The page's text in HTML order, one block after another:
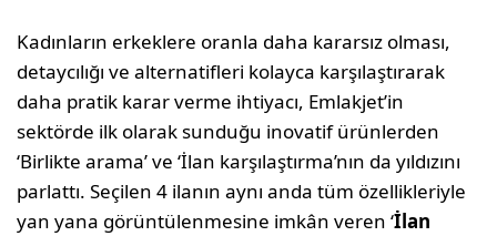
Kadınların erkeklere oranla daha kararsız olması,
detaycılığı ve alternatifleri kolayca karşılaştırarak
daha pratik karar verme ihtiyacı, Emlakjet’in
sektörde ilk olarak sunduğu inovatif ürünlerden
‘Birlikte arama’ ve ‘İlan karşılaştırma’nın da yıldızını
parlattı. Seçilen 4 ilanın aynı anda tüm özellikleriyle
yan yana görüntülenmesine imkân veren ‘İlan